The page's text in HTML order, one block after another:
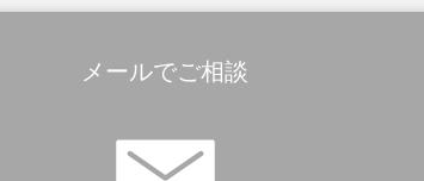
メールでご相談